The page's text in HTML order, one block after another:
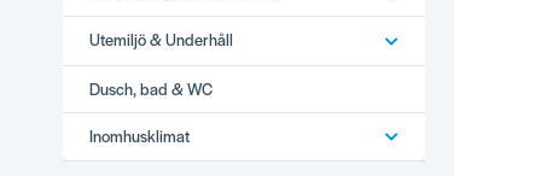
Utemiljö & Underhåll
Dusch, bad & WC
Inomhusklimat